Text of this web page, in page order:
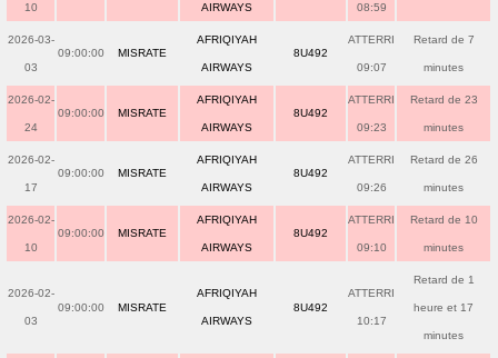
10 AIRWAYS 08:59
2026-03-
03
09:00:00 MISRATE
AFRIQIYAH
AIRWAYS
8U492
ATTERRI
09:07
Retard de 7
minutes
2026-02-
24
09:00:00 MISRATE
AFRIQIYAH
AIRWAYS
8U492
ATTERRI
09:23
Retard de 23
minutes
2026-02-
17
09:00:00 MISRATE
AFRIQIYAH
AIRWAYS
8U492
ATTERRI
09:26
Retard de 26
minutes
2026-02-
10
09:00:00 MISRATE
AFRIQIYAH
AIRWAYS
8U492
ATTERRI
09:10
Retard de 10
minutes
2026-02-
03
09:00:00 MISRATE
AFRIQIYAH
AIRWAYS
8U492
ATTERRI
10:17
Retard de 1
heure et 17
minutes